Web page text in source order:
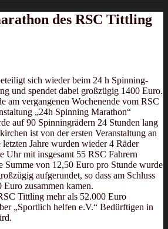
des RSC Tittling
sich wieder beim 24 h Spinning-
und spendet dabei großzügig 1400 Euro.
am vergangenen Wochenende vom RSC
„24h Spinning Marathon“
auf 90 Spinningrädern 24 Stunden lang
ist von der ersten Veranstaltung an
Jahre wurden wieder 4 Räder
Uhr mit insgesamt 55 RSC Fahrern
Summe von 12,50 Euro pro Stunde wurde
aufgerundet, so dass am Schluss
zusammen kamen.
Tittling mehr als 52.000 Euro
„Sportlich helfen e.V.“ Bedürftigen in